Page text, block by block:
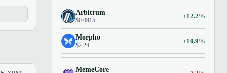
Arbitrum
$0.0915
+12.2%
Morpho
$2.24
+10.9%
MemeCore